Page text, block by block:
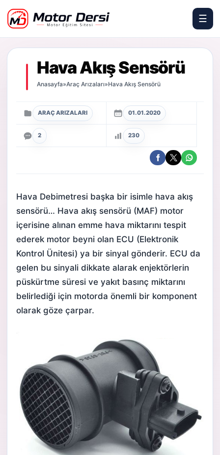
Motor Dersi
☰
Hava Akış Sensörü
Anasayfa»Araç Arızaları»Hava Akış Sensörü
ARAÇ ARIZALARI 01.01.2020
2 230
Hava Debimetresi başka bir isimle hava akış
sensörü… Hava akış sensörü (MAF) motor
içerisine alınan emme hava miktarını tespit
ederek motor beyni olan ECU (Elektronik
Kontrol Ünitesi) ya bir sinyal gönderir. ECU da
gelen bu sinyali dikkate alarak enjektörlerin
püskürtme süresi ve yakıt basınç miktarını
belirlediği için motorda önemli bir komponent
olarak göze çarpar.